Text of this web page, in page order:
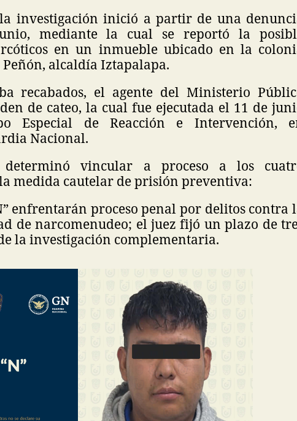
investigación inició a partir de una
mediante la cual se reportó la
en un inmueble ubicado en la
alcaldía Iztapalapa.
recabados, el agente del Ministerio
de cateo, la cual fue ejecutada el 11 de
Especial de Reacción e Intervención,
Nacional.
vincular a proceso a los
medida cautelar de prisión preventiva:
enfrentarán proceso penal por delitos contra
de narcomenudeo; el juez fijó un plazo de
la investigación complementaria.